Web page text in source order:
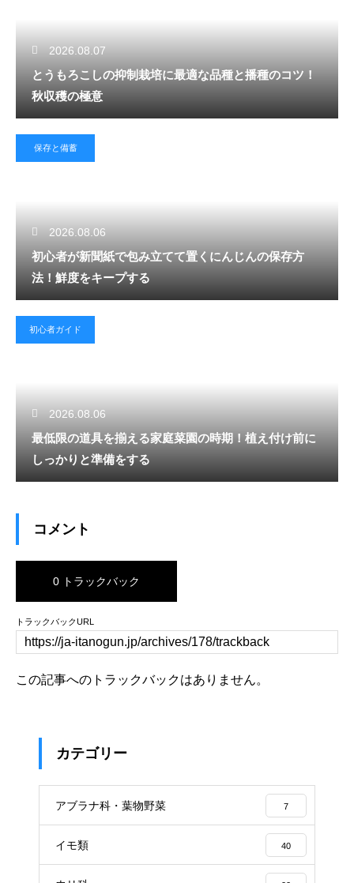
2026.08.07
とうもろこしの抑制栽培に最適な品種と播種のコツ！
秋収穫の極意
保存と備蓄
2026.08.06
初心者が新聞紙で包み立てて置くにんじんの保存方
法！鮮度をキープする
初心者ガイド
2026.08.06
最低限の道具を揃える家庭菜園の時期！植え付け前に
しっかりと準備をする
コメント
0 トラックバック
トラックバックURL
この記事へのトラックバックはありません。
カテゴリー
アブラナ科・葉物野菜 7
イモ類 40